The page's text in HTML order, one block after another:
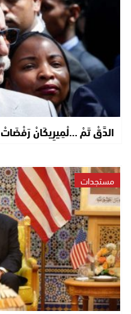
الدَّقْ تَمْ …لْمِيرِيكَانْ
مستجدات